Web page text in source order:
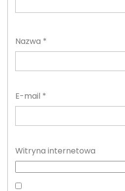
Nazwa *
E-mail *
Witryna internetowa